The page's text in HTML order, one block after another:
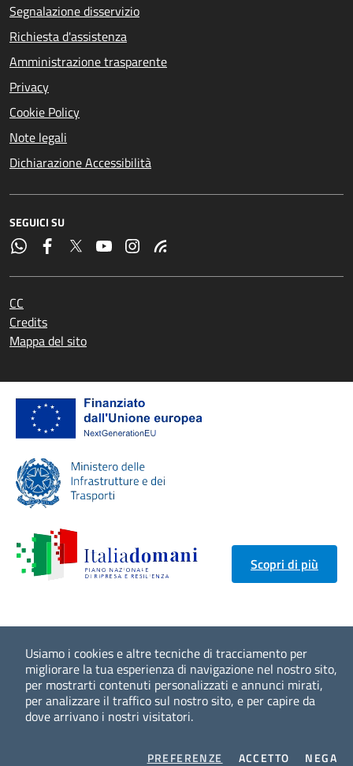
Usiamo i cookies e altre tecniche di tracciamento per
migliorare la tua esperienza di navigazione nel nostro sito,
per mostrarti contenuti personalizzati e annunci mirati,
per analizzare il traffico sul nostro sito, e per capire da
dove arrivano i nostri visitatori.
PREFERENZE COOKIES
ACCETTO I COOKIES
NEGAI
Segnalazione disservizio
Richiesta d'assistenza
Amministrazione trasparente
Privacy
Cookie Policy
Note legali
Dichiarazione Accessibilità
SEGUICI SU
CC
Credits
Mappa del sito
Scopri di più